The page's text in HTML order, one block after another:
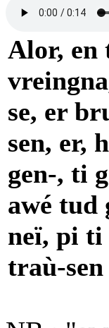
Alor, en
se, er
sen, er,
gen-, ti
awé tud
neï, pi ti
traù-